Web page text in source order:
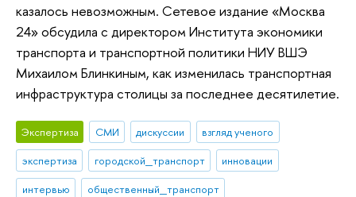
казалось невозможным. Сетевое издание «Москва
24» обсудила с директором Института экономики
транспорта и транспортной политики НИУ ВШЭ
Михаилом Блинкиным, как изменилась транспортная
инфраструктура столицы за последнее десятилетие.
Экспертиза СМИ дискуссии
взгляд ученого
экспертиза
городской_транспорт
инновации
интервью
общественный_транспорт